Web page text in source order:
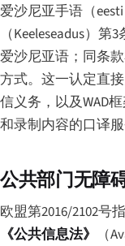
爱沙尼亚手语（
（Keeleseadus）第3
爱沙尼亚语；同条
方式。这一认定直
信义务，以及WAD
和录制内容的口译
公共部门无障
欧盟第2016/2102号
《公共信息法》
（